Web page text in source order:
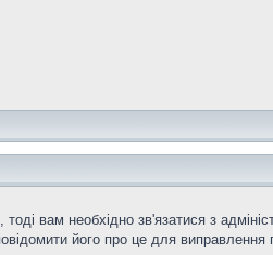
вам необхідно зв'язатися з
його про це для виправлення